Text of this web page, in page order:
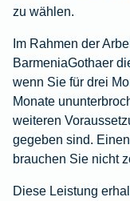
zu wählen.
Im Rahmen der
BarmeniaGothaer
wenn Sie für drei
Monate
weiteren
gegeben sind.
brauchen Sie nicht
Diese Leistung